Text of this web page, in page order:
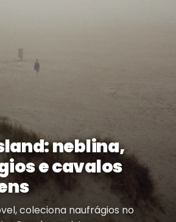
neblina,
e cavalos
coleciona naufrágios no